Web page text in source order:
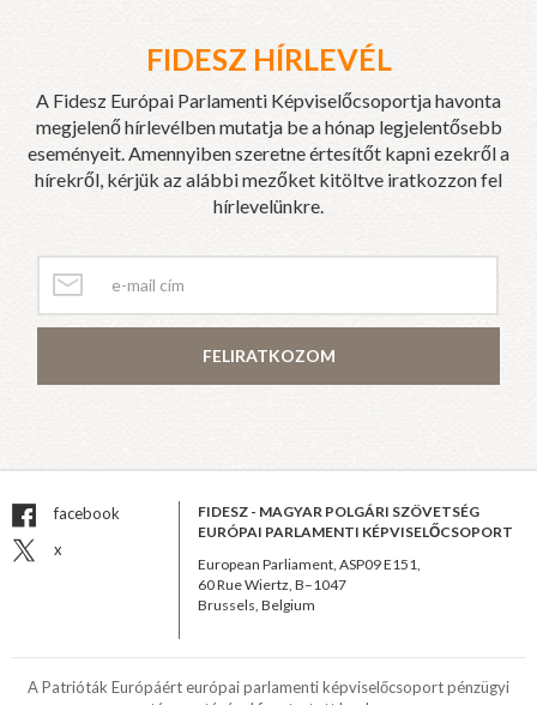
FIDESZ HÍRLEVÉL
A Fidesz Európai Parlamenti Képviselőcsoportja havonta
megjelenő hírlevélben mutatja be a hónap legjelentősebb
eseményeit. Amennyiben szeretne értesítőt kapni ezekről a
hírekről, kérjük az alábbi mezőket kitöltve iratkozzon fel
hírlevelünkre.
FELIRATKOZOM
facebook
x
FIDESZ - MAGYAR POLGÁRI SZÖVETSÉG
EURÓPAI PARLAMENTI KÉPVISELŐCSOPORT
European Parliament, ASP09 E151,
60 Rue Wiertz, B–1047
Brussels, Belgium
A Patrióták Európáért európai parlamenti képviselőcsoport pénzügyi